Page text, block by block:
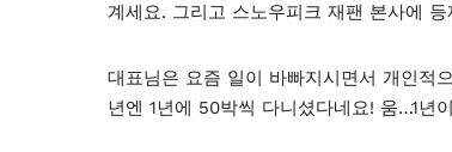
계세요. 그리고 스노우피크 재팬 본사에
대표님은 요즘 일이 바빠지시면서 개인적
년엔 1년에 50박씩 다니셨다네요! 움…1년